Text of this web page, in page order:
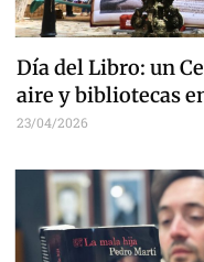
Día del Libro: un
aire y bibliotecas
23/04/2026